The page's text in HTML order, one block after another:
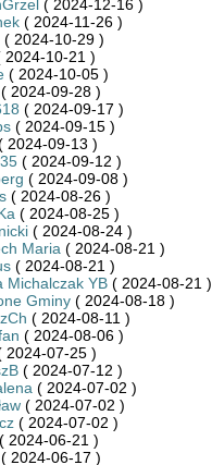
( 2024-12-16 )
( 2024-11-26 )
( 2024-10-29 )
2024-10-21 )
( 2024-10-05 )
( 2024-09-28 )
( 2024-09-17 )
( 2024-09-15 )
2024-09-13 )
( 2024-09-12 )
( 2024-09-08 )
( 2024-08-26 )
( 2024-08-25 )
( 2024-08-24 )
Maria ( 2024-08-21 )
( 2024-08-21 )
Michalczak YB ( 2024-08-21 )
Gminy ( 2024-08-18 )
( 2024-08-11 )
( 2024-08-06 )
2024-07-25 )
( 2024-07-12 )
( 2024-07-02 )
( 2024-07-02 )
( 2024-07-02 )
( 2024-06-21 )
( 2024-06-17 )